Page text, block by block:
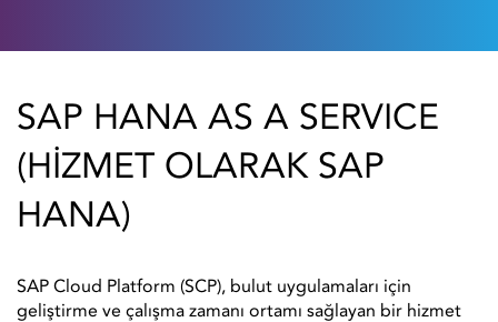
SAP HANA AS A SERVICE
(HİZMET OLARAK SAP
HANA)
SAP Cloud Platform (SCP), bulut uygulamaları için
geliştirme ve çalışma zamanı ortamı sağlayan bir hizmet